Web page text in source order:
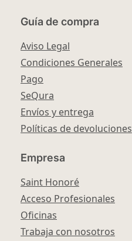
Guía de compra
Aviso Legal
Condiciones Generales
Pago
SeQura
Envíos y entrega
Políticas de devoluciones
Empresa
Saint Honoré
Acceso Profesionales
Oficinas
Trabaja con nosotros